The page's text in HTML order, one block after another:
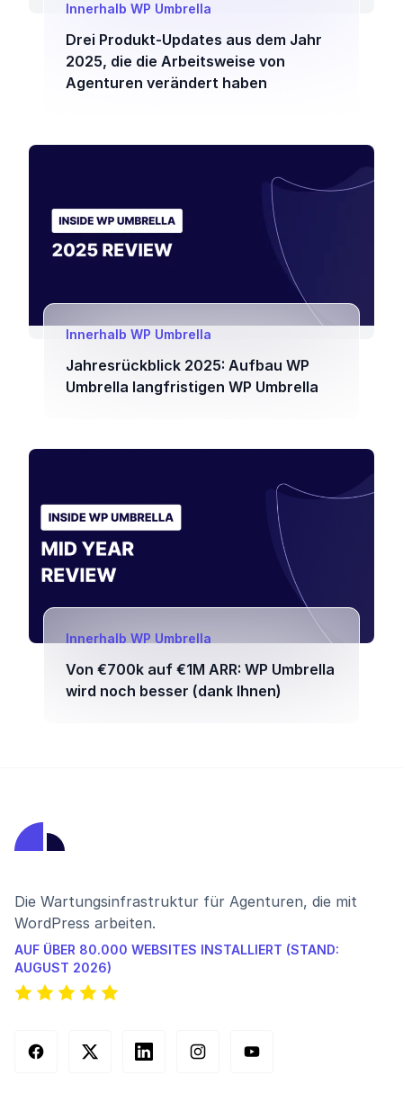
Innerhalb WP Umbrella
Drei Produkt-Updates aus dem Jahr
2025, die die Arbeitsweise von
Agenturen verändert haben
Innerhalb WP Umbrella
Jahresrückblick 2025: Aufbau WP
Umbrella langfristigen WP Umbrella
Innerhalb WP Umbrella
Von €700k auf €1M ARR: WP Umbrella
wird noch besser (dank Ihnen)
Die Wartungsinfrastruktur für Agenturen, die mit
WordPress arbeiten.
AUF ÜBER 80.000 WEBSITES INSTALLIERT (STAND:
AUGUST 2026)
FacebookX (Twitter)LinkedInInstagramYouTube